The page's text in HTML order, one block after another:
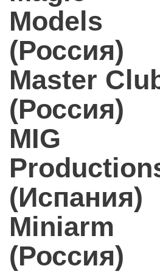
Models
(Россия)
Master
(Россия)
MIG
(Испания)
Miniarm
(Россия)